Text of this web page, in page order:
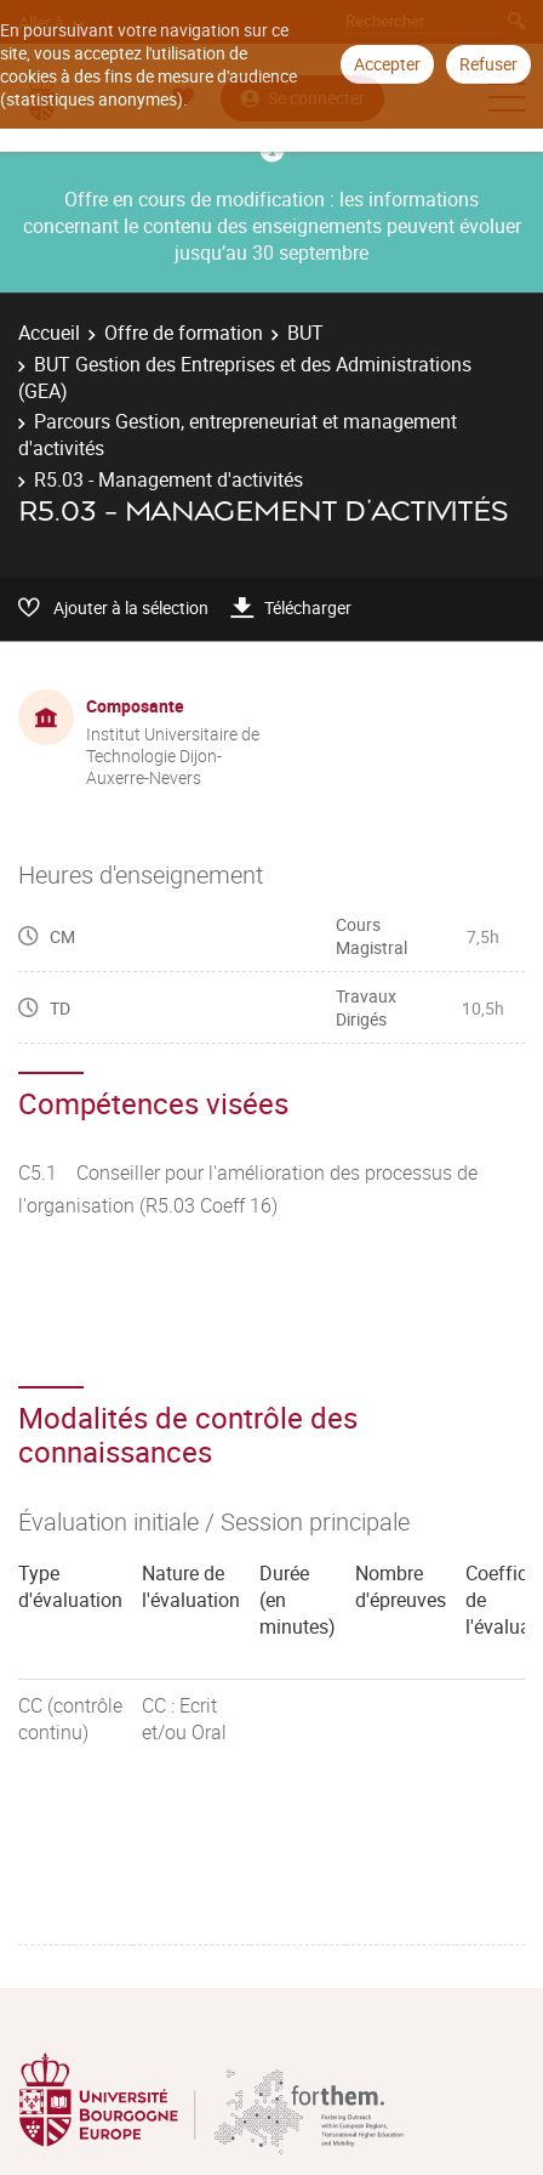
En poursuivant votre navigation sur ce
site, vous acceptez l'utilisation de
cookies à des fins de mesure d'audience
(statistiques anonymes).
Accepter Refuser
Aller à
Se connecter
Offre en cours de modification : les informations
concernant le contenu des enseignements peuvent évoluer
jusqu’au 30 septembre
Accueil Offre de formation
BUT
BUT Gestion des Entreprises et des Administrations
(GEA)
Parcours Gestion, entrepreneuriat et management
d'activités
R5.03 - Management d'activités
R5.03 - MANAGEMENT D'ACTIVITÉS
Ajouter à la sélection Télécharger
Composante
Institut Universitaire de
Technologie Dijon-
Auxerre-Nevers
Heures d'enseignement
CM
Cours
Magistral
7,5h
TD
Travaux
Dirigés
10,5h
Compétences visées
C5.1 Conseiller pour l'amélioration des processus de
l'organisation (R5.03 Coeff 16)
Modalités de contrôle des
connaissances
Évaluation initiale / Session principale
Type
d'évaluation
Nature de
l'évaluation
Durée
(en
minutes)
Nombre
d'épreuves
de
CC (contrôle
continu)
CC : Ecrit
et/ou Oral